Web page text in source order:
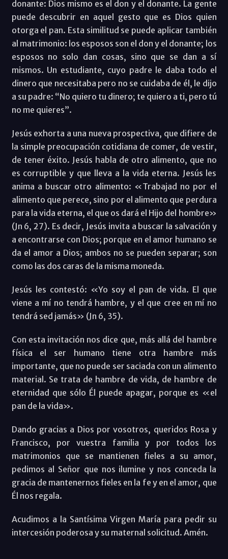
donante: Dios mismo es el don y el donante. La gente
puede descubrir en aquel gesto que es Dios quien
otorga el pan. Esta similitud se puede aplicar también
al matrimonio: los esposos son el don y el donante; los
esposos no solo dan cosas, sino que se dan a sí
mismos. Un estudiante, cuyo padre le daba todo el
dinero que necesitaba pero no se cuidaba de él, le dijo
a su padre: “No quiero tu dinero; te quiero a ti, pero tú
no me quieres”.
Jesús exhorta a una nueva prospectiva, que difiere de
la simple preocupación cotidiana de comer, de vestir,
de tener éxito. Jesús habla de otro alimento, que no
es corruptible y que lleva a la vida eterna. Jesús les
anima a buscar otro alimento: «Trabajad no por el
alimento que perece, sino por el alimento que perdura
para la vida eterna, el que os dará el Hijo del hombre»
(Jn 6, 27). Es decir, Jesús invita a buscar la salvación y
a encontrarse con Dios; porque en el amor humano se
da el amor a Dios; ambos no se pueden separar; son
como las dos caras de la misma moneda.
Jesús les contestó: «Yo soy el pan de vida. El que
viene a mí no tendrá hambre, y el que cree en mí no
tendrá sed jamás» (Jn 6, 35).
Con esta invitación nos dice que, más allá del hambre
física el ser humano tiene otra hambre más
importante, que no puede ser saciada con un alimento
material. Se trata de hambre de vida, de hambre de
eternidad que sólo Él puede apagar, porque es «el
pan de la vida».
Dando gracias a Dios por vosotros, queridos Rosa y
Francisco, por vuestra familia y por todos los
matrimonios que se mantienen fieles a su amor,
pedimos al Señor que nos ilumine y nos conceda la
gracia de mantenernos fieles en la fe y en el amor, que
Él nos regala.
Acudimos a la Santísima Virgen María para pedir su
intercesión poderosa y su maternal solicitud. Amén.